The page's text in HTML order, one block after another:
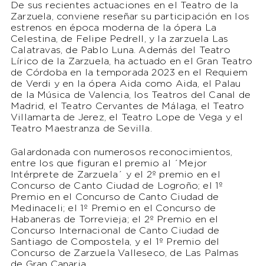
De sus recientes actuaciones en el Teatro de la
Zarzuela, conviene reseñar su participación en los
estrenos en época moderna de la ópera La
Celestina, de Felipe Pedrell, y la zarzuela Las
Calatravas, de Pablo Luna. Además del Teatro
Lírico de la Zarzuela, ha actuado en el Gran Teatro
de Córdoba en la temporada 2023 en el Requiem
de Verdi y en la ópera Aida como Aida, el Palau
de la Música de Valencia, los Teatros del Canal de
Madrid, el Teatro Cervantes de Málaga, el Teatro
Villamarta de Jerez, el Teatro Lope de Vega y el
Teatro Maestranza de Sevilla.
Galardonada con numerosos reconocimientos,
entre los que figuran el premio al ´Mejor
Intérprete de Zarzuela´ y el 2º premio en el
Concurso de Canto Ciudad de Logroño; el 1º
Premio en el Concurso de Canto Ciudad de
Medinaceli; el 1º Premio en el Concurso de
Habaneras de Torrevieja; el 2º Premio en el
Concurso Internacional de Canto Ciudad de
Santiago de Compostela, y el 1º Premio del
Concurso de Zarzuela Valleseco, de Las Palmas